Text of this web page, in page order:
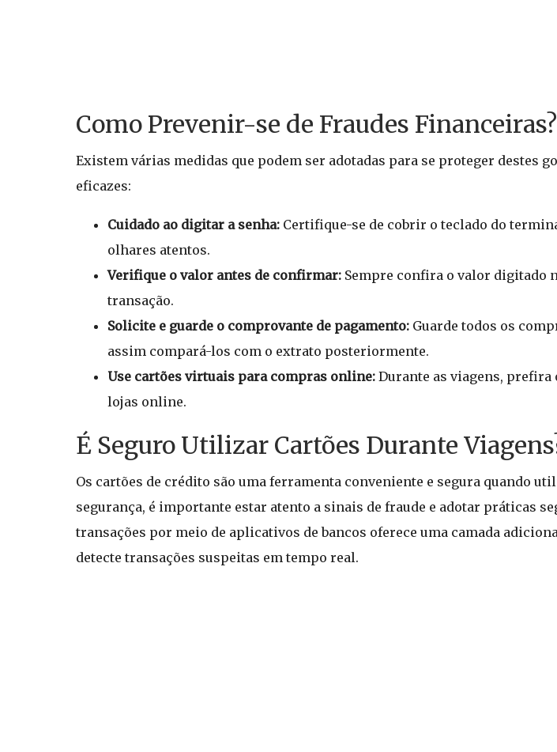
Como Prevenir-se de Fraudes Financeiras?
Existem várias medidas que podem ser adotadas para se proteger destes
eficazes:
Cuidado ao digitar a senha: Certifique-se de cobrir o teclado do
olhares atentos.
Verifique o valor antes de confirmar: Sempre confira o valor digitado
transação.
Solicite e guarde o comprovante de pagamento: Guarde todos os
assim compará-los com o extrato posteriormente.
Use cartões virtuais para compras online: Durante as viagens,
lojas online.
É Seguro Utilizar Cartões Durante
Os cartões de crédito são uma ferramenta conveniente e segura quando
segurança, é importante estar atento a sinais de fraude e adotar práticas
transações por meio de aplicativos de bancos oferece uma camada
detecte transações suspeitas em tempo real.